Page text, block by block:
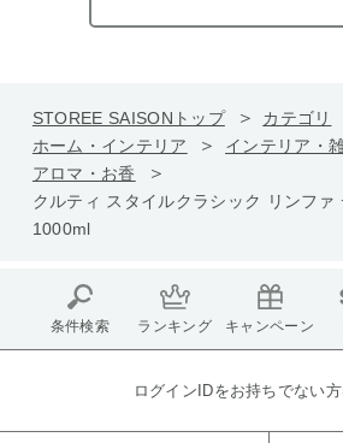
STOREE SAISONトップ
カテゴリ
ホーム・インテリア
インテリア・
アロマ・お香
クルティ スタイルクラシック リンファ
1000ml
条件検索 ランキング キャンペーン
ログインIDをお持ちでない